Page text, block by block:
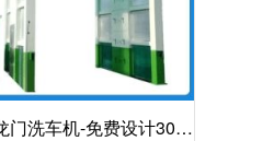
门洗车机-免费设计30S